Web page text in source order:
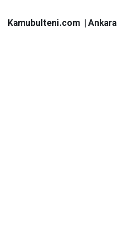
Kamubulteni.com | Ankara